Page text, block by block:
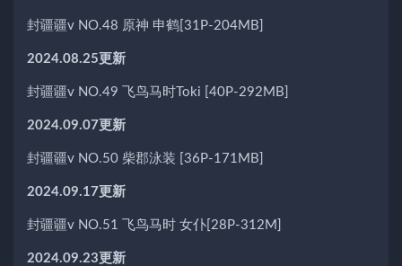
封疆疆v NO.48 原神 申鹤[31P-204MB]
2024.08.25更新
封疆疆v NO.49 飞鸟马时Toki [40P-292MB]
2024.09.07更新
封疆疆v NO.50 柴郡泳装 [36P-171MB]
2024.09.17更新
封疆疆v NO.51 飞鸟马时 女仆[28P-312M]
2024.09.23更新